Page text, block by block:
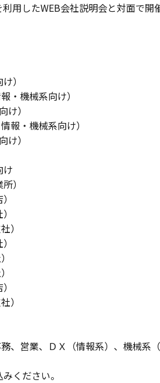
用したWEB会社説明会と対面で開
）
機械系向け）
）
報・機械系向け）
）
け
）
）
）
営業、ＤＸ（情報系）、機械系（
ください。